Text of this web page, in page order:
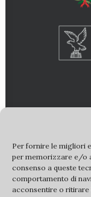
Per fornire le migliori
per memorizzare e/o
consenso a queste
comportamento di
acconsentire o ritirare